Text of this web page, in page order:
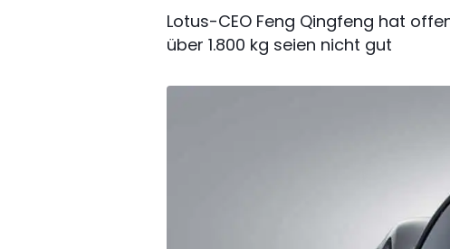
Lotus-CEO Feng Qingfeng hat
über 1.800 kg seien nicht gut